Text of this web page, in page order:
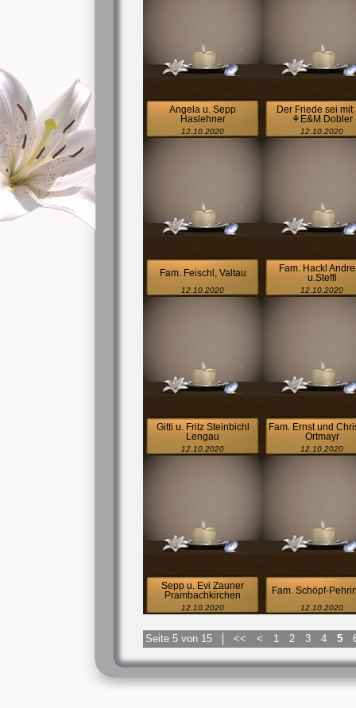
Angela u. Sepp
Haslehner
12.10.2020
Der Friede sei mit
⚘E&M Dobler
12.10.2020
Fam. Feischl, Valtau
12.10.2020
Fam. Hackl
u.Steffi
12.10.2020
Gitti u. Fritz Steinbichl
Lengau
12.10.2020
Fam. Ernst und
Ortmayr
12.10.2020
Sepp u. Evi Zauner
Prambachkirchen
12.10.2020
Fam. Schöpf-
12.10.2020
Seite 5 von 15 << < 1 2 3 4 5